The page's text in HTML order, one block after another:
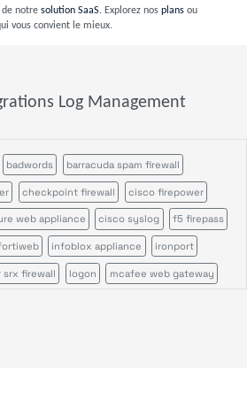
de notre solution SaaS. Explorez nos plansou
vous convient le mieux.
Log Management
badwords barracuda spam firewall
checkpoint firewall cisco firepower
web appliance cisco syslog f5 firepass
infoblox appliance ironport
srx firewall logon mcafee web gateway